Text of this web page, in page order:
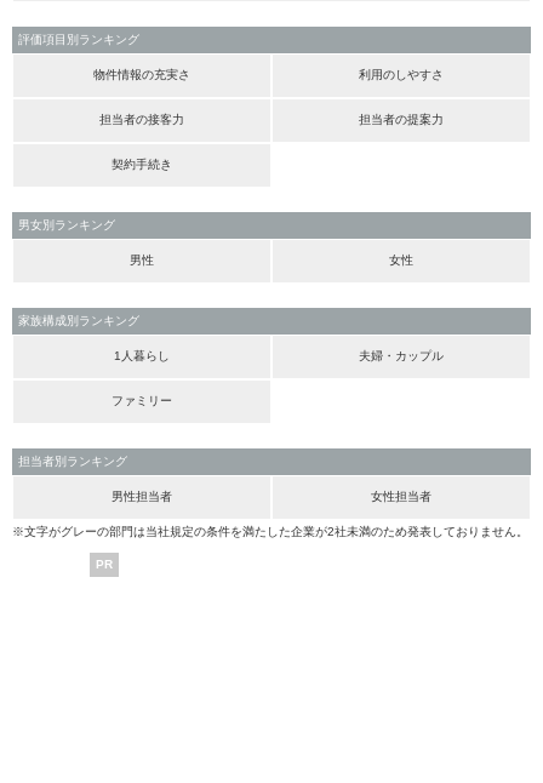
評価項目別ランキング
物件情報の充実さ 利用のしやすさ
担当者の接客力 担当者の提案力
契約手続き
男女別ランキング
男性 女性
家族構成別ランキング
1人暮らし 夫婦・カップル
ファミリー
担当者別ランキング
男性担当者 女性担当者
※文字がグレーの部門は当社規定の条件を満たした企業が2社未満のため発表しておりません。
PR